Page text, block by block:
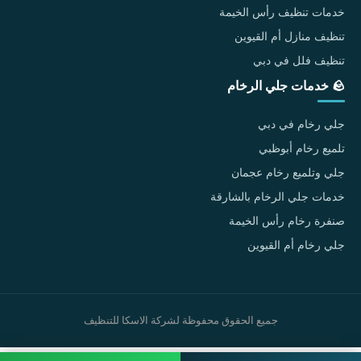
خدمات تنظيف رأس الخيمة
تنظيف منازل أم القيوين
تنظيف فلل في دبي
🪨 خدمات جلي الرخام
جلي رخام في دبي
تلميع رخام أبوظبي
جلي وتلميع رخام عجمان
خدمات جلي الرخام بالشارقة
صنفرة رخام رأس الخيمة
جلي رخام أم القيوين
جميع الحقوق محفوظة لشركة الاسكا للتنظيف